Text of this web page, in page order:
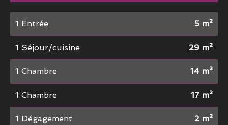
1 Entrée 5 m²
1 Séjour/cuisine 29 m²
1 Chambre 14 m²
1 Chambre 17 m²
1 Dégagement 2 m²